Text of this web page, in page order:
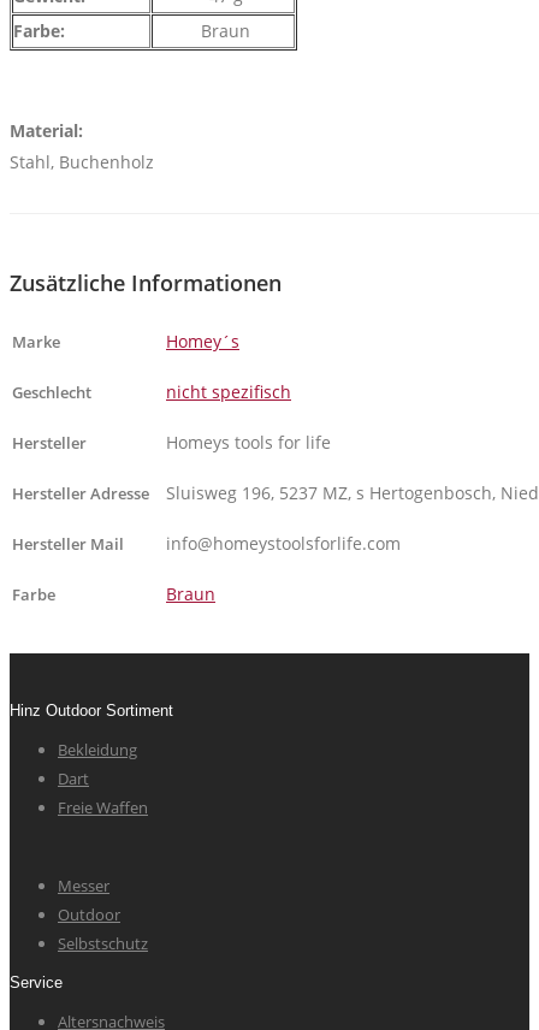
Farbe:
Braun
Material:
Stahl, Buchenholz
Zusätzliche Informationen
Marke Homey´s
Geschlecht nicht spezifisch
Hersteller Homeys tools for life
Hersteller Adresse Sluisweg 196, 5237 MZ, s Hertogenbosch,
Hersteller Mail info@homeystoolsforlife.com
Farbe Braun
Hinz Outdoor Sortiment
Bekleidung
Dart
Freie Waffen
Messer
Outdoor
Selbstschutz
Service
Altersnachweis